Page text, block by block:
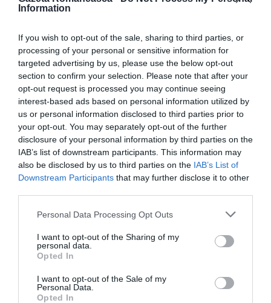
Information
If you wish to opt-out of the sale, sharing to third parties, or
processing of your personal or sensitive information for
targeted advertising by us, please use the below opt-out
section to confirm your selection. Please note that after your
opt-out request is processed you may continue seeing
interest-based ads based on personal information utilized by
us or personal information disclosed to third parties prior to
your opt-out. You may separately opt-out of the further
disclosure of your personal information by third parties on the
IAB’s list of downstream participants. This information may
also be disclosed by us to third parties on the IAB’s List of
Downstream Participants that may further disclose it to other
Personal Data Processing Opt Outs
I want to opt-out of the Sharing of my
personal data.
Opted In
I want to opt-out of the Sale of my
Personal Data.
Opted In
de asistență poștală. „Dorim să oferim oamenilor,
utiliza aceste spații”, a declarat Lasco. „Aceste spații
nu vor fi doar în marile orașe, unde sunt deja prezenți
actorii din sector, ci mai ales în orașele mici și
mijlocii, pentru a contribui la dezvoltarea socială și
economică a întregii țări.
Noi tehnologii
În ceea ce privește linia de acțiune „Ghișeu unic”,
tehnologii și instrumente care să permită,
24 de ore
din 24, o utilizare completă, rapidă, ușoară și
digitalăa serviciilor referitoare la: documente de
identitate, certificate de stare civilă, certificate
judiciare, certificate de securitate socială etc..